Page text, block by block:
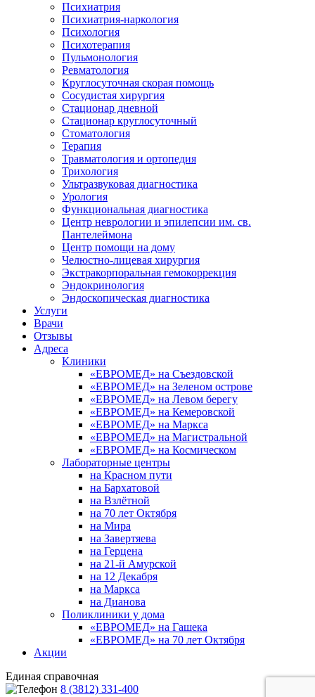
Психиатрия
Психиатрия-наркология
Психология
Психотерапия
Пульмонология
Ревматология
Круглосуточная скорая помощь
Сосудистая хирургия
Стационар дневной
Стационар круглосуточный
Стоматология
Терапия
Травматология и ортопедия
Трихология
Ультразвуковая диагностика
Урология
Функциональная диагностика
Центр неврологии и эпилепсии им. св.
Пантелеймона
Центр помощи на дому
Челюстно-лицевая хирургия
Экстракорпоральная гемокоррекция
Эндокринология
Эндоскопическая диагностика
Услуги
Врачи
Отзывы
Адреса
Клиники
«ЕВРОМЕД» на Съездовской
«ЕВРОМЕД» на Зеленом острове
«ЕВРОМЕД» на Левом берегу
«ЕВРОМЕД» на Кемеровской
«ЕВРОМЕД» на Маркса
«ЕВРОМЕД» на Магистральной
«ЕВРОМЕД» на Космическом
Лабораторные центры
на Красном пути
на Бархатовой
на Взлётной
на 70 лет Октября
на Мира
на Завертяева
на Герцена
на 21-й Амурской
на 12 Декабря
на Маркса
на Дианова
Поликлиники у дома
«ЕВРОМЕД» на Гашека
«ЕВРОМЕД» на 70 лет Октября
Акции
Единая справочная
8 (3812) 331-400